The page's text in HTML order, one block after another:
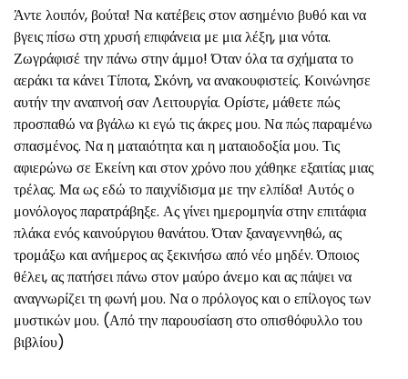
Άντε λοιπόν, βούτα! Να κατέβεις στον ασημένιο βυθό και να
βγεις πίσω στη χρυσή επιφάνεια με μια λέξη, μια νότα.
Ζωγράφισέ την πάνω στην άμμο! Όταν όλα τα σχήματα το
αεράκι τα κάνει Τίποτα, Σκόνη, να ανακουφιστείς. Κοινώνησε
αυτήν την αναπνοή σαν Λειτουργία. Ορίστε, μάθετε πώς
προσπαθώ να βγάλω κι εγώ τις άκρες μου. Να πώς παραμένω
σπασμένος. Να η ματαιότητα και η ματαιοδοξία μου. Τις
αφιερώνω σε Εκείνη και στον χρόνο που χάθηκε εξαιτίας μιας
τρέλας. Μα ως εδώ το παιχνίδισμα με την ελπίδα! Αυτός ο
μονόλογος παρατράβηξε. Ας γίνει ημερομηνία στην επιτάφια
πλάκα ενός καινούργιου θανάτου. Όταν ξαναγεννηθώ, ας
τρομάξω και ανήμερος ας ξεκινήσω από νέο μηδέν. Όποιος
θέλει, ας πατήσει πάνω στον μαύρο άνεμο και ας πάψει να
αναγνωρίζει τη φωνή μου. Να ο πρόλογος και ο επίλογος των
μυστικών μου. (Από την παρουσίαση στο οπισθόφυλλο του
βιβλίου)